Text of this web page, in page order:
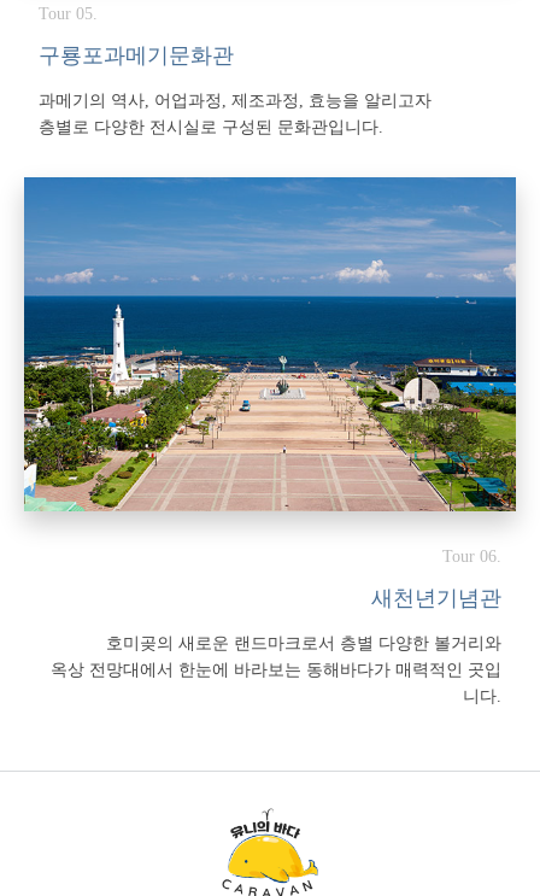
Tour 05.
구룡포과메기문화관
과메기의 역사, 어업과정, 제조과정, 효능을 알리고자
층별로 다양한 전시실로 구성된 문화관입니다.
Tour 06.
새천년기념관
호미곶의 새로운 랜드마크로서 층별 다양한 볼거리와
옥상 전망대에서 한눈에 바라보는 동해바다가 매력적인 곳입
니다.